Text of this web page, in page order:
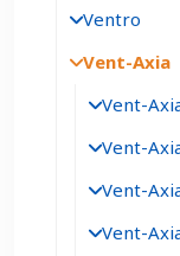
Ventro
Vent-Axia
Vent-
Vent-
Vent-
Vent-